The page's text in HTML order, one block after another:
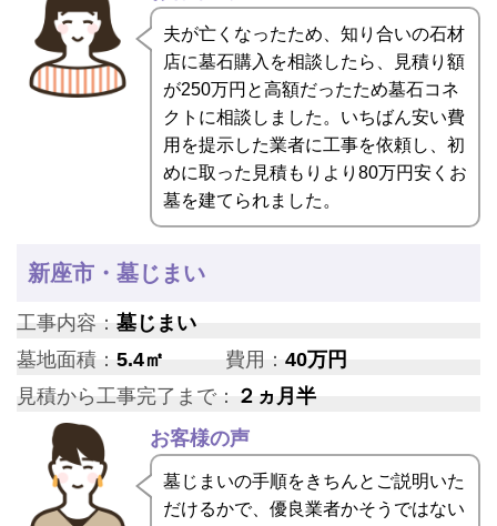
夫が亡くなったため、知り合いの石材
店に墓石購入を相談したら、見積り額
が250万円と高額だったため墓石コネ
クトに相談しました。いちばん安い費
用を提示した業者に工事を依頼し、初
めに取った見積もりより80万円安くお
墓を建てられました。
新座市・墓じまい
工事内容： 墓じまい
墓地面積： 5.4㎡ 費用：40万円
見積から工事完了まで： ２ヵ月半
お客様の声
墓じまいの手順をきちんとご説明いた
だけるかで、優良業者かそうではない